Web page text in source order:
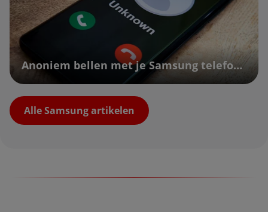
Anoniem bellen met je Samsung telefoon | Vodafone
Alle Samsung artikelen